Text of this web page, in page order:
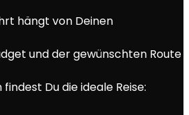
hängt von Deinen
und der gewünschten Route
Du die ideale Reise: